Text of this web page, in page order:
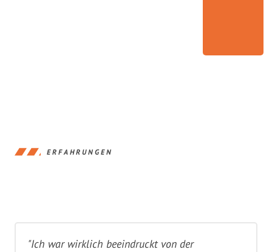
ERFAHRUNGEN
"Ich war wirklich beeindruckt von der